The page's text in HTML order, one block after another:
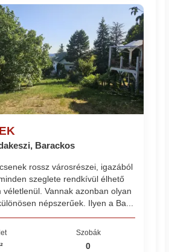
Barackos
rossz városrészei, igazából
szeglete rendkívül élhető
Vannak azonban olyan
népszerűek. Ilyen a Ba...
Szobák
0